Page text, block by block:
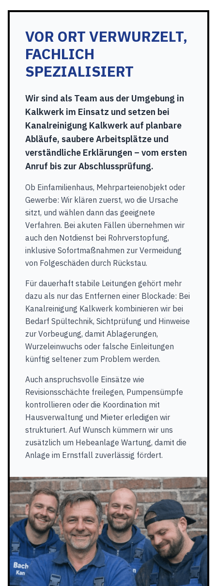
VOR ORT VERWURZELT,
FACHLICH
SPEZIALISIERT
Wir sind als Team aus der Umgebung in
Kalkwerk im Einsatz und setzen bei
Kanalreinigung Kalkwerk auf planbare
Abläufe, saubere Arbeitsplätze und
verständliche Erklärungen – vom ersten
Anruf bis zur Abschlussprüfung.
Ob Einfamilienhaus, Mehrparteienobjekt oder
Gewerbe: Wir klären zuerst, wo die Ursache
sitzt, und wählen dann das geeignete
Verfahren. Bei akuten Fällen übernehmen wir
auch den Notdienst bei Rohrverstopfung,
inklusive Sofortmaßnahmen zur Vermeidung
von Folgeschäden durch Rückstau.
Für dauerhaft stabile Leitungen gehört mehr
dazu als nur das Entfernen einer Blockade: Bei
Kanalreinigung Kalkwerk kombinieren wir bei
Bedarf Spültechnik, Sichtprüfung und Hinweise
zur Vorbeugung, damit Ablagerungen,
Wurzeleinwuchs oder falsche Einleitungen
künftig seltener zum Problem werden.
Auch anspruchsvolle Einsätze wie
Revisionsschächte freilegen, Pumpensümpfe
kontrollieren oder die Koordination mit
Hausverwaltung und Mieter erledigen wir
strukturiert. Auf Wunsch kümmern wir uns
zusätzlich um Hebeanlage Wartung, damit die
Anlage im Ernstfall zuverlässig fördert.